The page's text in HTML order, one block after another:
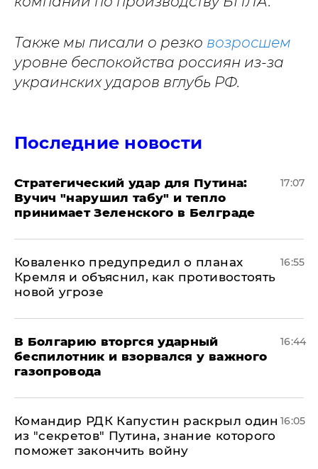
Также мы писали о резко возросшем
уровне беспокойства россиян из-за
украинских ударов вглубь РФ.
Последние новости
Стратегический удар для Путина:
Вучич "нарушил табу" и тепло
принимает Зеленского в Белграде
17:07
Коваленко предупредил о планах
Кремля и объяснил, как противостоять
новой угрозе
16:55
В Болгарию вторгся ударный
беспилотник и взорвался у важного
газопровода
16:44
Командир РДК Капустин раскрыл один
из "секретов" Путина, знание которого
поможет закончить войну
16:05